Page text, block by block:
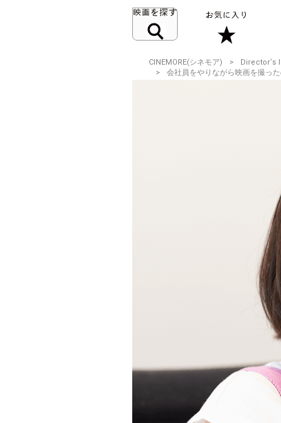
CINEMORE(シネモア)
Director‘s
会社員をやりながら映画を撮っ